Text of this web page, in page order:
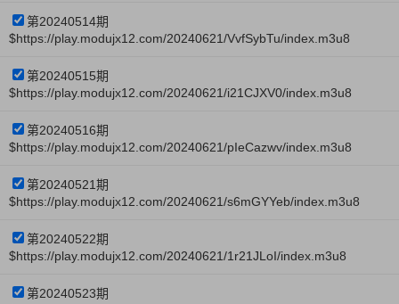
第20240514期
$https://play.modujx12.com/20240621/VvfSybTu/index.m3u8
第20240515期
$https://play.modujx12.com/20240621/i21CJXV0/index.m3u8
第20240516期
$https://play.modujx12.com/20240621/pIeCazwv/index.m3u8
第20240521期
$https://play.modujx12.com/20240621/s6mGYYeb/index.m3u8
第20240522期
$https://play.modujx12.com/20240621/1r21JLoI/index.m3u8
第20240523期